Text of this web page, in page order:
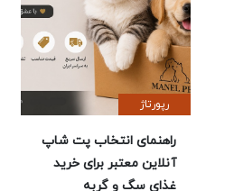
رپورتاژ
راهنمای انتخاب پت شاپ
آنلاین معتبر برای خرید
غذای سگ و گربه